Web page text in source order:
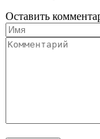
Оставить